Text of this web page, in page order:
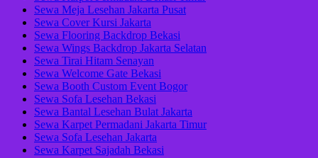
Sewa Meja Lesehan Jakarta Pusat
Sewa Cover Kursi Jakarta
Sewa Flooring Backdrop Bekasi
Sewa Wings Backdrop Jakarta Selatan
Sewa Tirai Hitam Senayan
Sewa Welcome Gate Bekasi
Sewa Booth Custom Event Bogor
Sewa Sofa Lesehan Bekasi
Sewa Bantal Lesehan Bulat Jakarta
Sewa Karpet Permadani Jakarta Timur
Sewa Sofa Lesehan Jakarta
Sewa Karpet Sajadah Bekasi